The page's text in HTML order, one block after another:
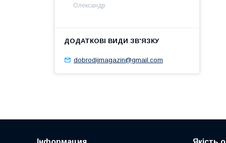
Олександр
dobrodijmagazin@gmail.com